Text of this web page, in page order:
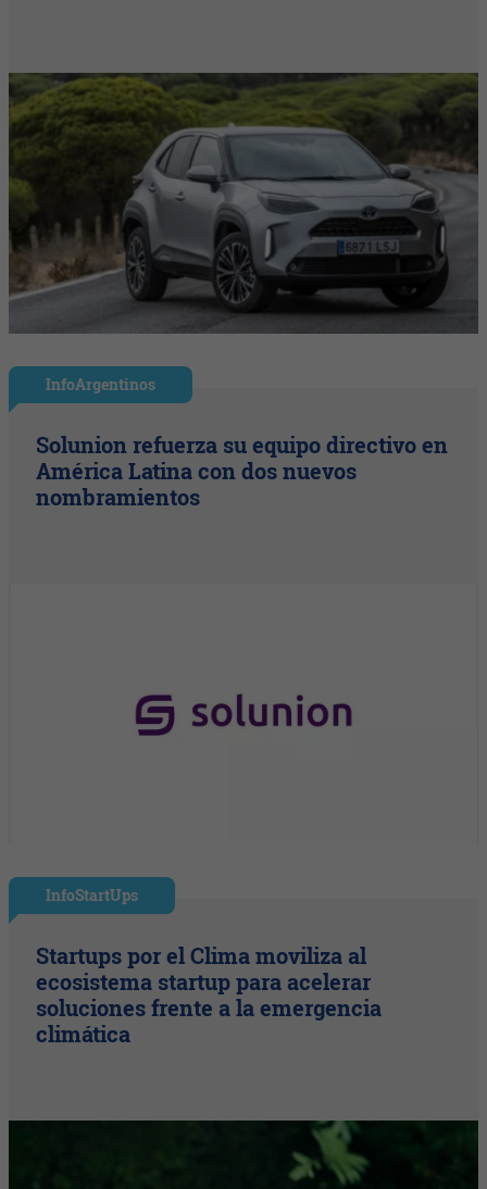
InfoArgentinos
Solunion refuerza su equipo directivo en
América Latina con dos nuevos
nombramientos
InfoStartUps
Startups por el Clima moviliza al
ecosistema startup para acelerar
soluciones frente a la emergencia
climática